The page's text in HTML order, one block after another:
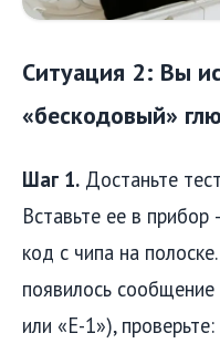
Ситуация 2: Вы
«бескодовый»
Шаг 1. Достаньте
Вставьте ее в
код с чипа на полоске.
появилось
или «E-1»), проверьте: